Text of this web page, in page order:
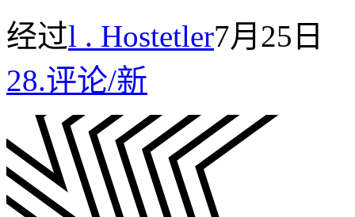
经过l . Hostetler7月25日
28.评论/新